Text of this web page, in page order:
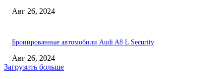
Авг 26, 2024
Бронированные автомобили Audi A8 L Security
Авг 26, 2024
Загрузить больше